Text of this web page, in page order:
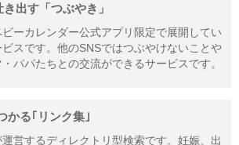
出す「つぶやき」
ビーカレンダー公式アプリ限定で展開してい
スです。他のSNSではつぶやけないことや
パパたちとの交流ができるサービスです。
かる｢リンク集｣
営するディレクトリ型検索です。妊娠、出